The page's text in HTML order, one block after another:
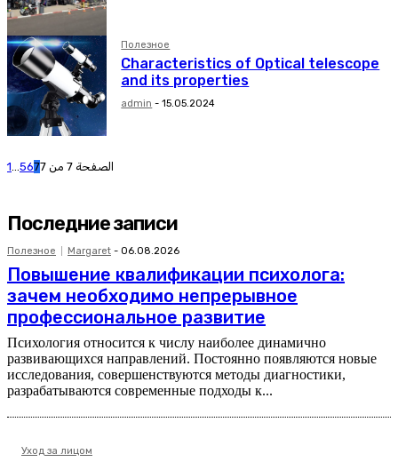
Полезное
Characteristics of Optical telescope
and its properties
admin - 15.05.2024
1 567 الصفحة 7 من 7
Последние записи
Полезное Margaret - 06.08.2026
Повышение квалификации психолога:
зачем необходимо непрерывное
профессиональное развитие
Психология относится к числу наиболее динамично
развивающихся направлений. Постоянно появляются новые
исследования, совершенствуются методы диагностики,
разрабатываются современные подходы к...
Уход за лицом